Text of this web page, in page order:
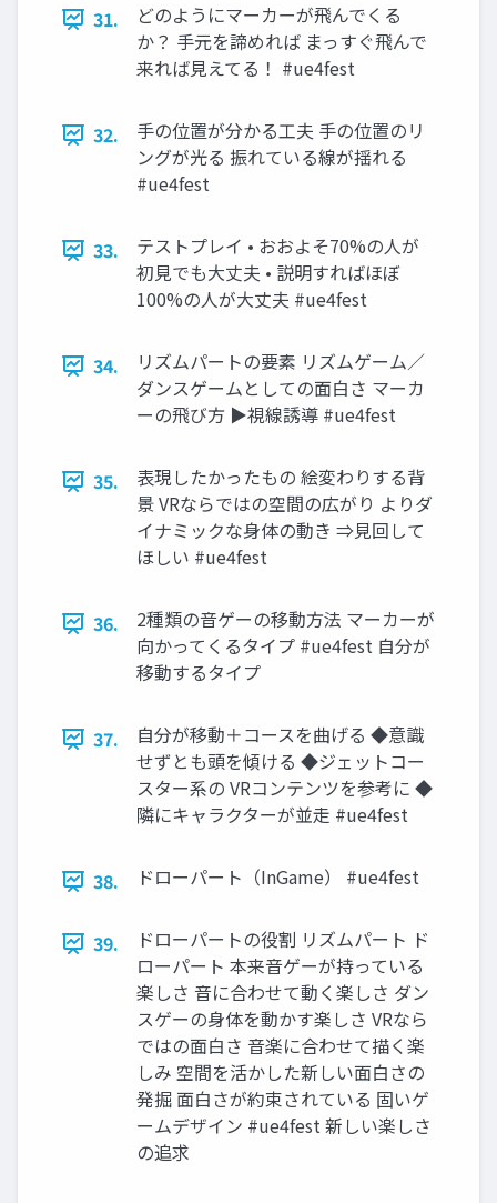
31.
どのようにマーカーが飛んでくる
か？ 手元を諦めれば まっすぐ飛んで
来れば見えてる！ #ue4fest
32.
手の位置が分かる工夫 手の位置のリ
ングが光る 振れている線が揺れる
#ue4fest
33.
テストプレイ • おおよそ70%の人が
初見でも大丈夫 • 説明すればほぼ
100%の人が大丈夫 #ue4fest
34.
リズムパートの要素 リズムゲーム／
ダンスゲームとしての面白さ マーカ
ーの飛び方 ▶視線誘導 #ue4fest
35.
表現したかったもの 絵変わりする背
景 VRならではの空間の広がり よりダ
イナミックな身体の動き ⇒見回して
ほしい #ue4fest
36.
2種類の音ゲーの移動方法 マーカーが
向かってくるタイプ #ue4fest 自分が
移動するタイプ
37.
自分が移動＋コースを曲げる ◆意識
せずとも頭を傾ける ◆ジェットコー
スター系の VRコンテンツを参考に ◆
隣にキャラクターが並走 #ue4fest
38. ドローパート（InGame） #ue4fest
39.
ドローパートの役割 リズムパート ド
ローパート 本来音ゲーが持っている
楽しさ 音に合わせて動く楽しさ ダン
スゲーの身体を動かす楽しさ VRなら
ではの面白さ 音楽に合わせて描く楽
しみ 空間を活かした新しい面白さの
発掘 面白さが約束されている 固いゲ
ームデザイン #ue4fest 新しい楽しさ
の追求